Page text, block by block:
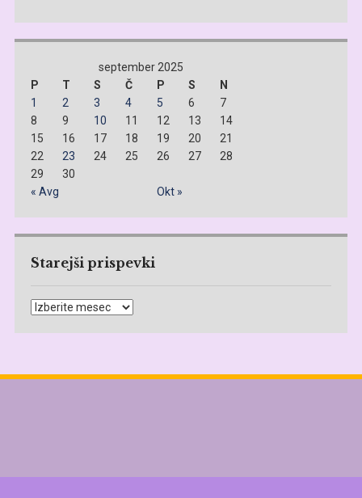
september 2025
P
T S Č P S
N
1
2 3 4 5 6
7
8
9 10 11 12 13
14
15
16 17 18 19 20
21
22
23 24 25 26 27
28
29
30
« Avg
Okt »
Starejši prispevki
Starejši